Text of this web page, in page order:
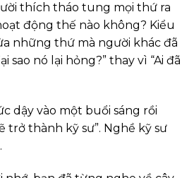
thích tháo tung mọi thứ ra
động thế nào không? Kiểu
những thứ mà người khác đã
sao nó lại hỏng?” thay vì “Ai đã
dậy vào một buổi sáng rồi
trở thành kỹ sư”. Nghề kỹ sư